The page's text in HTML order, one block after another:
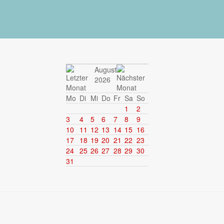
August
2026
Mo Di Mi Do Fr Sa So
1
2
3
4 5 6 7 8
9
10
11 12 13 14 15 16
17 18 19 20 21 22 23
24 25 26 27 28 29 30
31